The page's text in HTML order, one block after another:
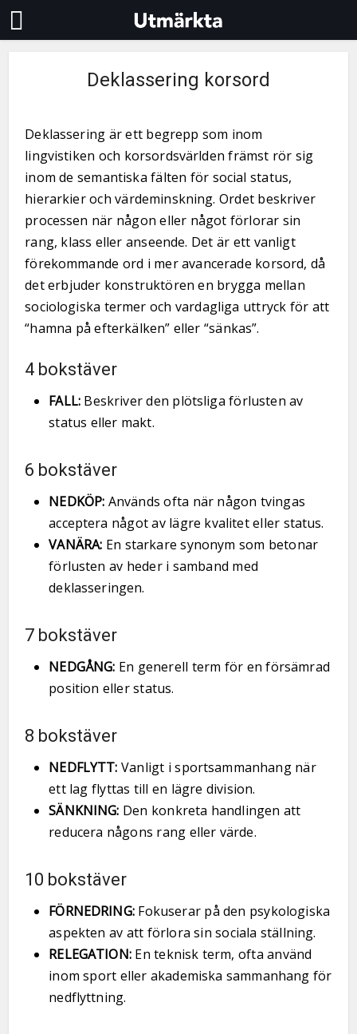
Deklassering korsord
Deklassering är ett begrepp som inom
lingvistiken och korsordsvärlden främst rör sig
inom de semantiska fälten för social status,
hierarkier och värdeminskning. Ordet beskriver
processen när någon eller något förlorar sin
rang, klass eller anseende. Det är ett vanligt
förekommande ord i mer avancerade korsord, då
det erbjuder konstruktören en brygga mellan
sociologiska termer och vardagliga uttryck för att
“hamna på efterkälken” eller “sänkas”.
4 bokstäver
FALL: Beskriver den plötsliga förlusten av
status eller makt.
6 bokstäver
NEDKÖP: Används ofta när någon tvingas
acceptera något av lägre kvalitet eller status.
VANÄRA: En starkare synonym som betonar
förlusten av heder i samband med
deklasseringen.
7 bokstäver
NEDGÅNG: En generell term för en försämrad
position eller status.
8 bokstäver
NEDFLYTT: Vanligt i sportsammanhang när
ett lag flyttas till en lägre division.
SÄNKNING: Den konkreta handlingen att
reducera någons rang eller värde.
10 bokstäver
FÖRNEDRING:Fokuserar på den psykologiska
aspekten av att förlora sin sociala ställning.
RELEGATION:En teknisk term, ofta använd
inom sport eller akademiska sammanhang för
nedflyttning.